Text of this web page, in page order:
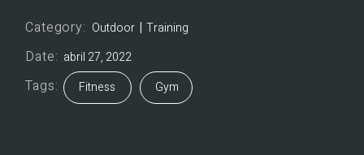
Category: Outdoor Training
Date: abril 27, 2022
Tags: Fitness Gym